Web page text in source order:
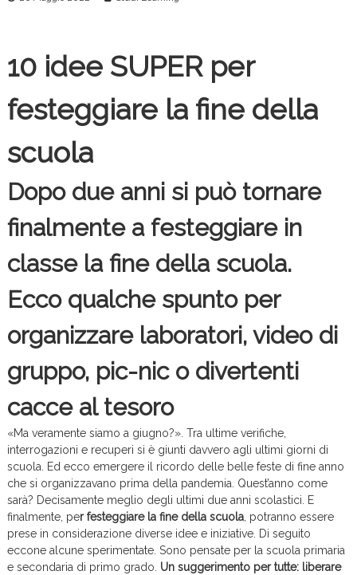
10 idee SUPER per
festeggiare la fine della
scuola
Dopo due anni si può tornare
finalmente a festeggiare in
classe la fine della scuola.
Ecco qualche spunto per
organizzare laboratori, video di
gruppo, pic-nic o divertenti
cacce al tesoro
«Ma veramente siamo a giugno?». Tra ultime verifiche,
interrogazioni e recuperi si è giunti davvero agli ultimi giorni di
scuola. Ed ecco emergere il ricordo delle belle feste di fine anno
che si organizzavano prima della pandemia. Quest’anno come
sarà? Decisamente meglio degli ultimi due anni scolastici. E
finalmente, per festeggiare la fine della scuola, potranno essere
prese in considerazione diverse idee e iniziative. Di seguito
eccone alcune sperimentate. Sono pensate per la scuola primaria
e secondaria di primo grado. Un suggerimento per tutte: liberare